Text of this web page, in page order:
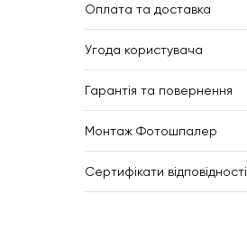
Оплата та доставка
Угода користувача
Гарантія та повернення
Монтаж Фотошпалер
Сертифікати відповідності